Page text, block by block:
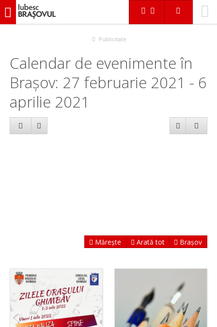
iubescbraşovul.ro
Publicitate
Calendar de evenimente în
Brașov: 27 februarie 2021 - 6
aprilie 2021
Mărește Arată tot Brașov